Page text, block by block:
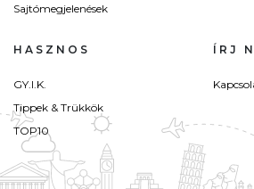
Sajtómegjelenések
HASZNOS
GY.I.K.
Tippek & Trükkök
TOP10
ÍRJ